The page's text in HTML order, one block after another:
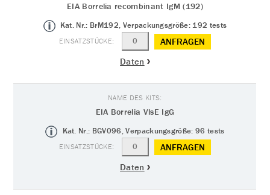
EIA Borrelia recombinant IgM (192)
Kat. Nr.: BrM192, Verpackungsgröße: 192 tests
ANFRAGEN
Daten
EIA Borrelia VlsE IgG
Kat. Nr.: BGV096, Verpackungsgröße: 96 tests
ANFRAGEN
Daten